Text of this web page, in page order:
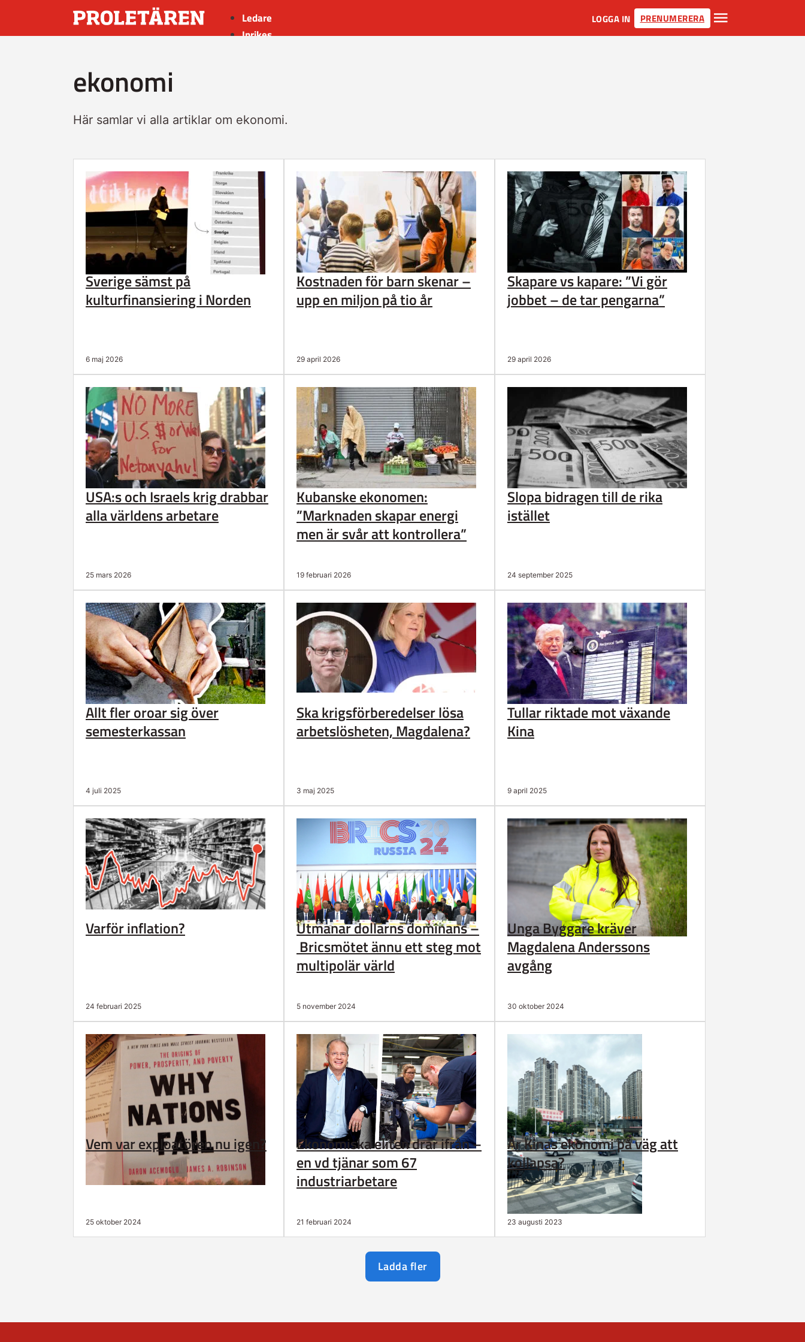
Ledare
Inrikes
LOGGA IN PRENUMERERA
ekonomi
Här samlar vi alla artiklar om ekonomi.
Sverige sämst på
kulturfinansiering i Norden
6 maj 2026
Kostnaden för barn skenar –
upp en miljon på tio år
29 april 2026
Skapare vs kapare: ”Vi gör
jobbet – de tar pengarna”
29 april 2026
USA:s och Israels krig drabbar
alla världens arbetare
25 mars 2026
Kubanske ekonomen:
”Marknaden skapar energi
men är svår att kontrollera”
19 februari 2026
Slopa bidragen till de rika
istället
24 september 2025
Allt fler oroar sig över
semesterkassan
4 juli 2025
Ska krigsförberedelser lösa
arbetslösheten, Magdalena?
3 maj 2025
Tullar riktade mot växande
Kina
9 april 2025
Varför inflation?
24 februari 2025
Utmanar dollarns dominans –
Bricsmötet ännu ett steg mot
multipolär värld
5 november 2024
Unga Byggare kräver
Magdalena Anderssons
avgång
30 oktober 2024
Vem var exploatören nu igen?
25 oktober 2024
Ekonomiska eliten drar ifrån –
en vd tjänar som 67
industriarbetare
21 februari 2024
Är Kinas ekonomi på väg att
kollapsa?
23 augusti 2023
Ladda fler